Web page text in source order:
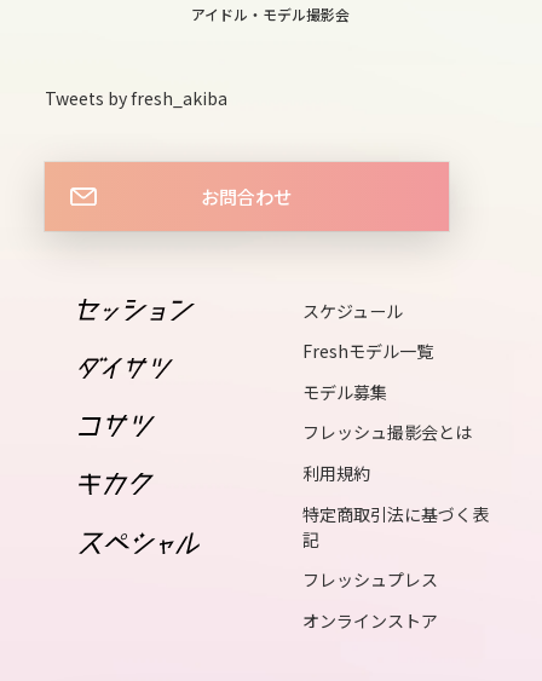
wed
16
thu
fri
18
sat
19
20
アイドル・モデル撮影会
Tweets by fresh_akiba
お問合わせ
スケジュール
Freshモデル一覧
モデル募集
フレッシュ撮影会とは
利用規約
特定商取引法に基づく表
記
フレッシュプレス
オンラインストア